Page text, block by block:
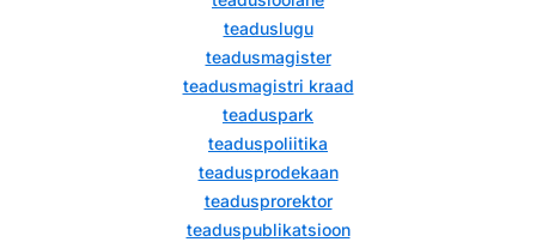
teaduslugu
teadusmagister
teadusmagistri kraad
teaduspark
teaduspoliitika
teadusprodekaan
teadusprorektor
teaduspublikatsioon